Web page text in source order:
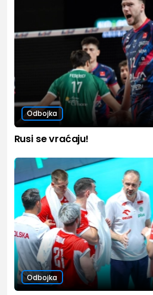
Odbojka
Rusi se vraćaju!
Odbojka